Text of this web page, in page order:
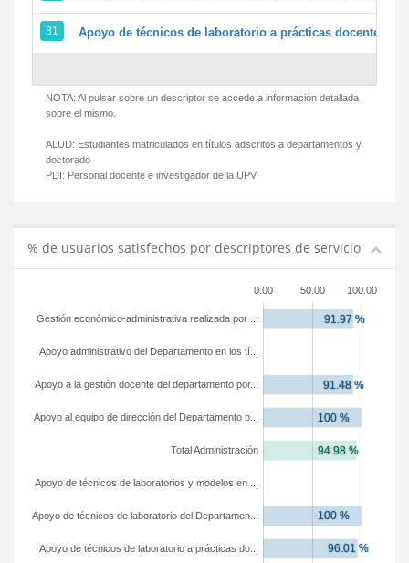
81 Apoyo de técnicos de laboratorio a prácticas docentes y
NOTA: Al pulsar sobre un descriptor se accede a información detallada
sobre el mismo.
ALUD: Estudiantes matriculados en títulos adscritos a departamentos y
doctorado
PDI: Personal docente e investigador de la UPV
% de usuarios satisfechos por descriptores de servicio
0.00 50.00 100.00
Apoyo de técnicos de laboratorio a prácticas do...
Apoyo de técnicos de laboratorio del Departamen...
Apoyo de técnicos de laboratorios y modelos en ...
Total Administración
Apoyo al equipo de dirección del Departamento p...
Apoyo a la gestión docente del departamento por...
Apoyo administrativo del Departamento en los tí...
Gestión económico-administrativa realizada por ...